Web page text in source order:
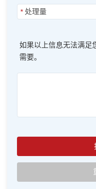
*
如果以上信息无法满足
需要。